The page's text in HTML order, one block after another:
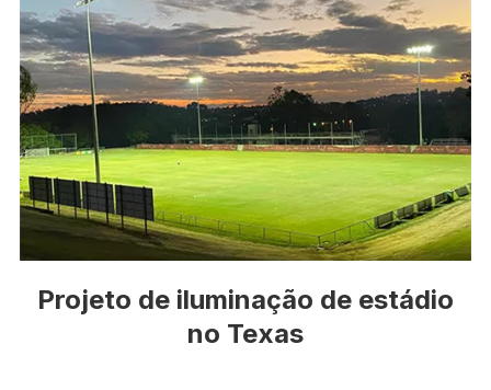
Projeto de iluminação de estádio
no Texas